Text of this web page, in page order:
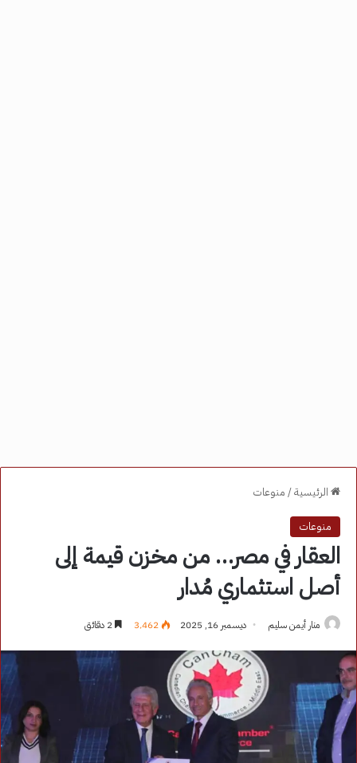
الرئيسية/ منوعات
منوعات
العقار في مصر… من مخزن قيمة إلى
أصل استثماري مُدار
منار أيمن سليم ديسمبر 16, 2025 3٬462